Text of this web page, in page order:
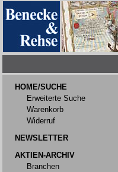
HOME/SUCHE
Erweiterte Suche
Warenkorb
Widerruf
NEWSLETTER
AKTIEN-ARCHIV
Branchen